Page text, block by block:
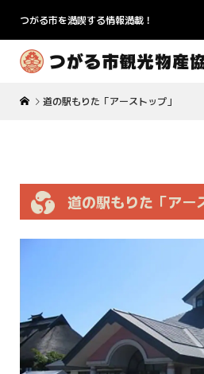
つがる市を満喫する情報満載！
道の駅もりた「アーストップ」
道の駅もりた「アー